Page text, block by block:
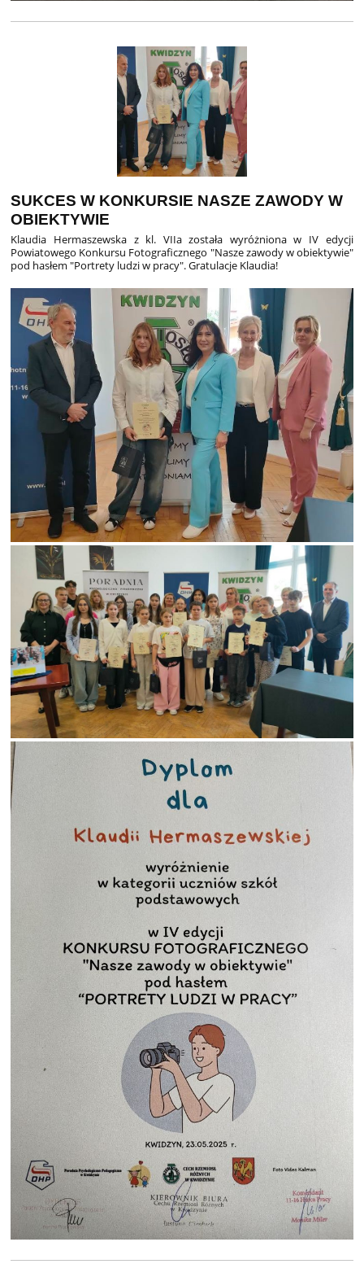
SUKCES W KONKURSIE NASZE ZAWODY W
OBIEKTYWIE
Klaudia Hermaszewska z kl. VIIa została wyróżniona w IV edycji
Powiatowego Konkursu Fotograficznego "Nasze zawody w obiektywie"
pod hasłem "Portrety ludzi w pracy". Gratulacje Klaudia!